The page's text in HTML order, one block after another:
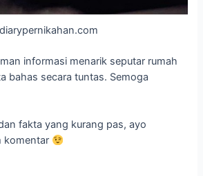
diarypernikahan.com
informasi menarik seputar rumah
bahas secara tuntas. Semoga
fakta yang kurang pas, ayo
komentar